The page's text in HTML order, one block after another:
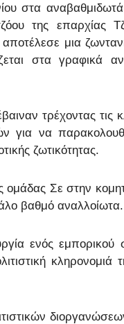
हिन्दी
στα
της επαρχίας
μια
στα γραφικά
τρέχοντας τις
για να
ζωτικότητας.
ομάδας Σε στην
βαθμό αναλλοίωτα.
ενός εμπορικού
κληρονομιά